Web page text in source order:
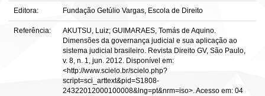
Editora: Fundação Getúlio Vargas, Escola de Direito
Referência:
AKUTSU, Luiz; GUIMARAES, Tomás de Aquino.
Dimensões da governança judicial e sua aplicação ao
sistema judicial brasileiro. Revista Direito GV, São Paulo,
v. 8, n. 1, jun. 2012. Disponível em:
<http://www.scielo.br/scielo.php?
script=sci_arttext&pid=S1808-
24322012000100008&lng=pt&nrm=iso>. Acesso em: 04